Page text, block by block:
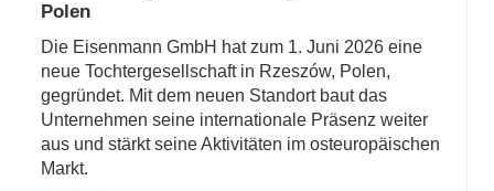
Polen
Die Eisenmann GmbH hat zum 1. Juni 2026 eine
neue Tochtergesellschaft in Rzeszów, Polen,
gegründet. Mit dem neuen Standort baut das
Unternehmen seine internationale Präsenz weiter
aus und stärkt seine Aktivitäten im osteuropäischen
Markt.